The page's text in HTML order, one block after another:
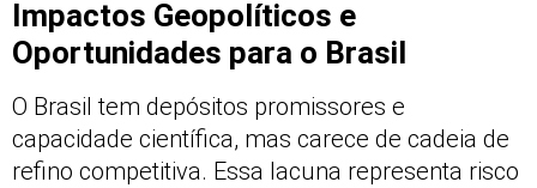
Impactos Geopolíticos e
Oportunidades para o Brasil
O Brasil tem depósitos promissores e
capacidade científica, mas carece de cadeia de
refino competitiva. Essa lacuna representa risco